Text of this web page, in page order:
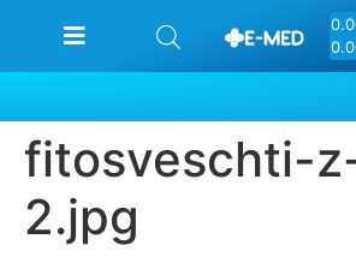
fitosveschti-
2.jpg